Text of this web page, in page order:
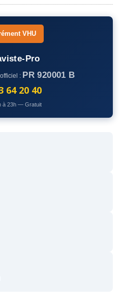
VHU
Pro
: PR 920001 B
64 20 40
à 23h — Gratuit